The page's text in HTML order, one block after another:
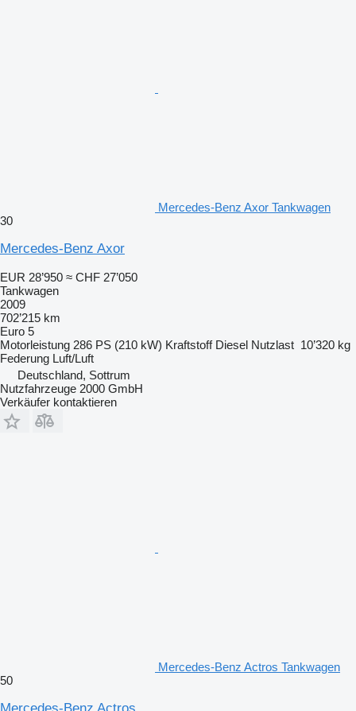
Mercedes-Benz Axor Tankwagen
30
Mercedes-Benz Axor
EUR 28’950 ≈ CHF 27’050
Tankwagen
2009
702’215 km
Euro 5
Motorleistung 286 PS (210 kW) Kraftstoff Diesel Nutzlast 10’320 kg
Federung Luft/Luft
Deutschland, Sottrum
Nutzfahrzeuge 2000 GmbH
Verkäufer kontaktieren
Mercedes-Benz Actros Tankwagen
50